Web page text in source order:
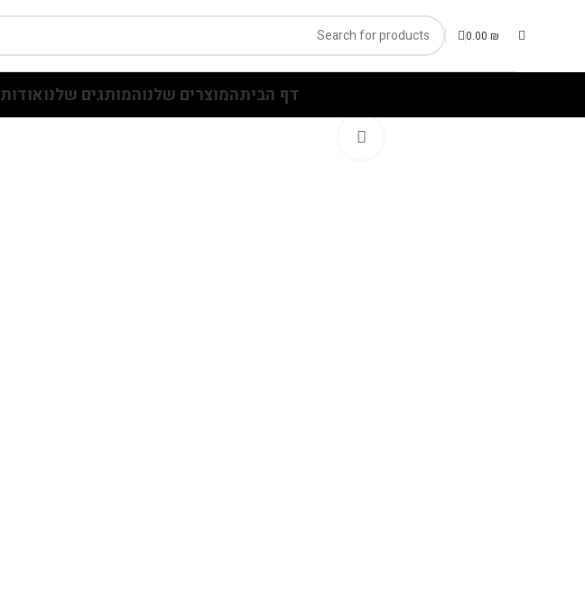
0.00 ₪
דף הביתהמוצרים שלנוהמותגים שלנואודות